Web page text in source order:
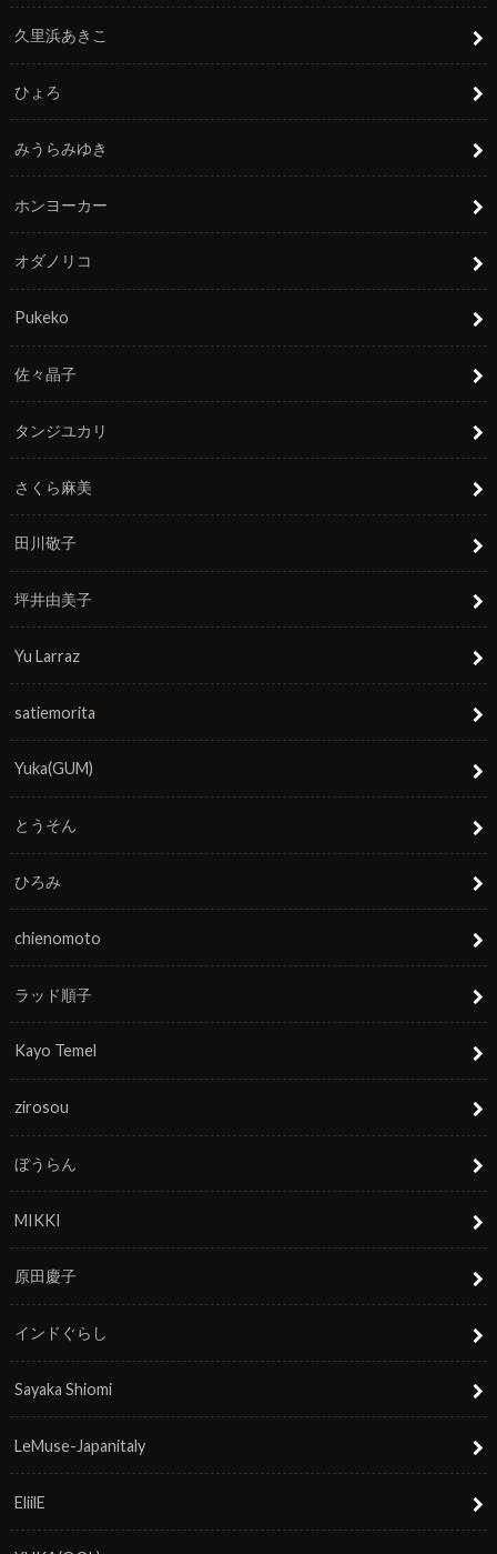
久里浜あきこ
ひょろ
みうらみゆき
ホンヨーカー
オダノリコ
Pukeko
佐々晶子
タンジユカリ
さくら麻美
田川敬子
坪井由美子
Yu Larraz
satiemorita
Yuka(GUM)
とうそん
ひろみ
chienomoto
ラッド順子
Kayo Temel
zirosou
ぼうらん
MIKKI
原田慶子
インドぐらし
Sayaka Shiomi
LeMuse-Japanitaly
EliilE